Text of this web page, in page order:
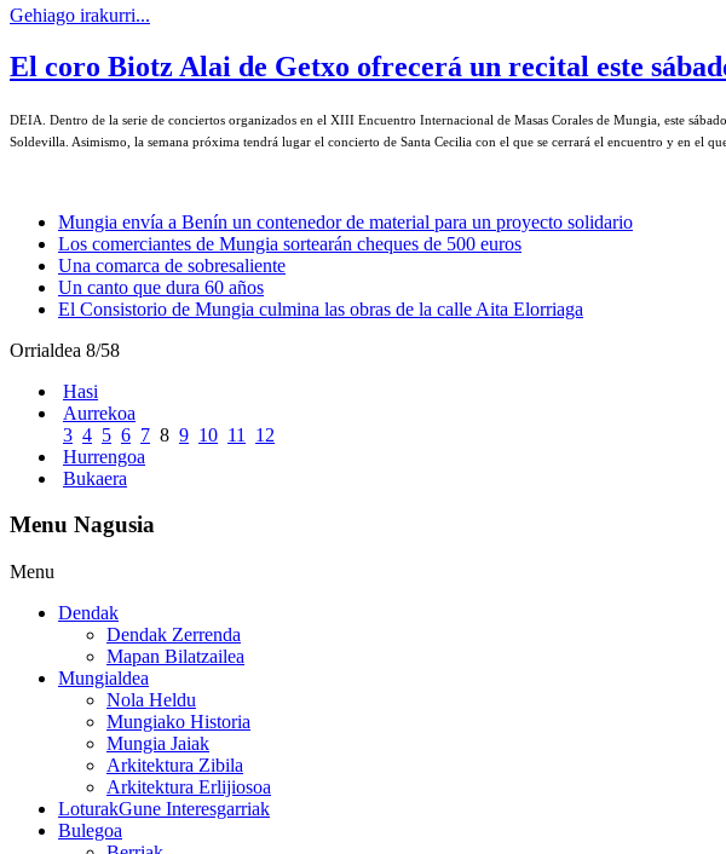
Gehiago irakurri...
El coro Biotz Alai de Getxo ofrecerá un recital este
DEIA . Dentro de la serie de conciertos organizados en el XIII Encuentro Internacional de Masas Corales de Mungia, este
Soldevilla. Asimismo, la semana próxima tendrá lugar el concierto de Santa Cecilia con el que se cerrará el encuentro y en el
Mungia envía a Benín un contenedor de material para un proyecto solidario
Los comerciantes de Mungia sortearán cheques de 500 euros
Una comarca de sobresaliente
Un canto que dura 60 años
El Consistorio de Mungia culmina las obras de la calle Aita Elorriaga
Orrialdea 8/58
Hasi
Aurrekoa
3 4 5 6 7 8 9 10 11
12
Hurrengoa
Bukaera
Menu Nagusia
Menu
Dendak
Dendak Zerrenda
Mapan Bilatzailea
Mungialdea
Nola Heldu
Mungiako Historia
Mungia Jaiak
Arkitektura Zibila
Arkitektura Erlijiosoa
LoturakGune Interesgarriak
Bulegoa